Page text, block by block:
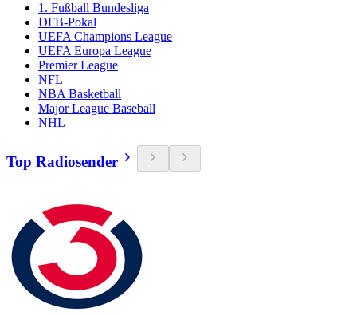
1. Fußball Bundesliga
DFB-Pokal
UEFA Champions League
UEFA Europa League
Premier League
NFL
NBA Basketball
Major League Baseball
NHL
Top Radiosender